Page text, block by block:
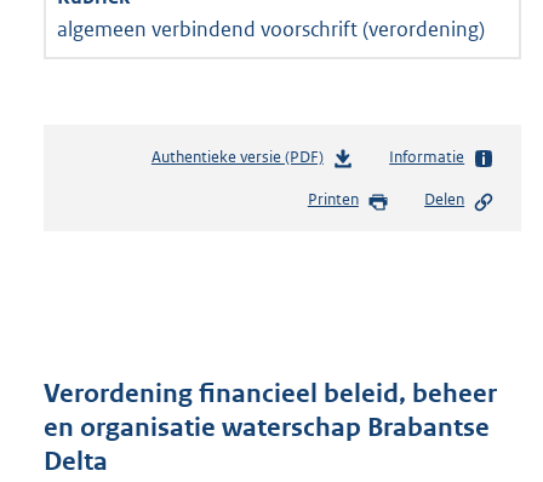
algemeen verbindend voorschrift (verordening)
Authentieke versie (PDF)b
s
r
o
Informatie
Printen Delen
Verordening financieel beleid, beheer
en organisatie waterschap Brabantse
Delta